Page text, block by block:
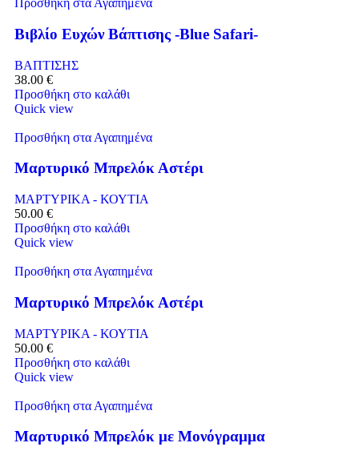
Προσθήκη στα Αγαπημένα
Βιβλίο Ευχών Βάπτισης -Blue Safari-
ΒΑΠΤΙΣΗΣ
38.00 €
Προσθήκη στο καλάθι
Quick view
Προσθήκη στα Αγαπημένα
Μαρτυρικό Μπρελόκ Αστέρι
ΜΑΡΤΥΡΙΚΑ - ΚΟΥΤΙΑ
50.00 €
Προσθήκη στο καλάθι
Quick view
Προσθήκη στα Αγαπημένα
Μαρτυρικό Μπρελόκ Αστέρι
ΜΑΡΤΥΡΙΚΑ - ΚΟΥΤΙΑ
50.00 €
Προσθήκη στο καλάθι
Quick view
Προσθήκη στα Αγαπημένα
Μαρτυρικό Μπρελόκ με Μονόγραμμα